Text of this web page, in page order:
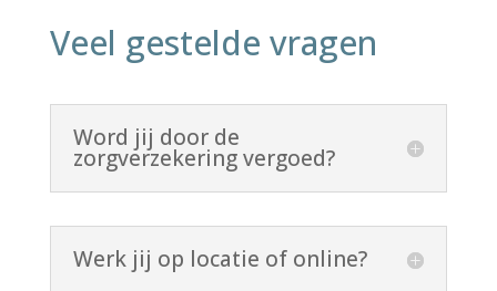
Veel gestelde vragen
Word jij door de
zorgverzekering vergoed?
Werk jij op locatie of online?